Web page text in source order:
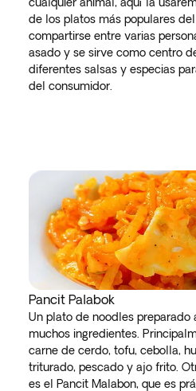
de los platos más populares
compartirse entre varias
asado y se sirve como centro
diferentes salsas y especias
del consumidor.
Pancit Palabok
Un plato de noodles preparado
muchos ingredientes.
carne de cerdo, tofu, cebolla,
triturado, pescado y ajo frito.
es el Pancit Malabon, que es